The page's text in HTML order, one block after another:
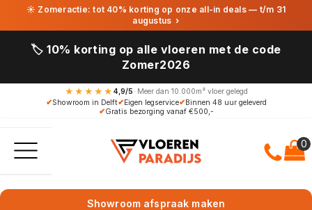
☀ Zomeractie: tot 40% korting op onze all-in deals — t/m 31
augustus ›
🏷️ 10% korting op alle vloeren met de code
Zomer2026
★★★★★ 4,9/5· Meer dan 10.000m² vloer gelegd
✔Showroom in Delft✔Eigen legservice✔Binnen 48 uur geleverd
✔Gratis bezorging vanaf €500,-
Showroom afspraak maken